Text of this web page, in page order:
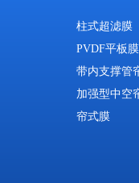
柱式超滤膜
PVDF平板膜
带内支撑管
加强型中空
帘式膜